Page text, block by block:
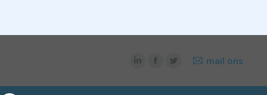
mail ons